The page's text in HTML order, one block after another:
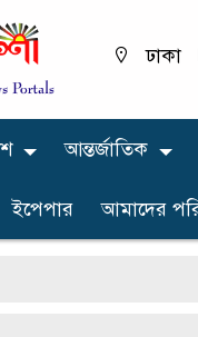
ঢাকা
আন্তর্জাতিক
ইপেপার আমাদের